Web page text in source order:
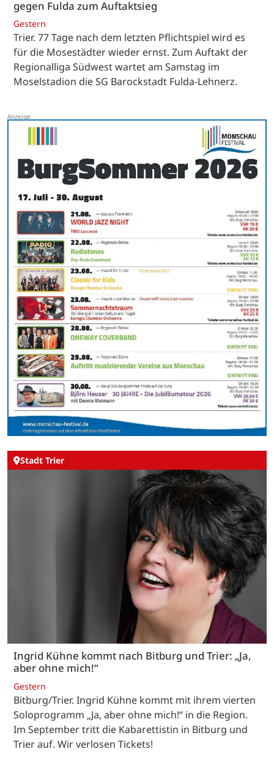
gegen Fulda zum Auftaktsieg
Gestern
Trier. 77 Tage nach dem letzten Pflichtspiel wird es
für die Mosestädter wieder ernst. Zum Auftakt der
Regionalliga Südwest wartet am Samstag im
Moselstadion die SG Barockstadt Fulda-Lehnerz.
Stadt Trier
Ingrid Kühne kommt nach Bitburg und Trier: „Ja,
aber ohne mich!“
Gestern
Bitburg/Trier. Ingrid Kühne kommt mit ihrem vierten
Soloprogramm „Ja, aber ohne mich!“ in die Region.
Im September tritt die Kabarettistin in Bitburg und
Trier auf. Wir verlosen Tickets!